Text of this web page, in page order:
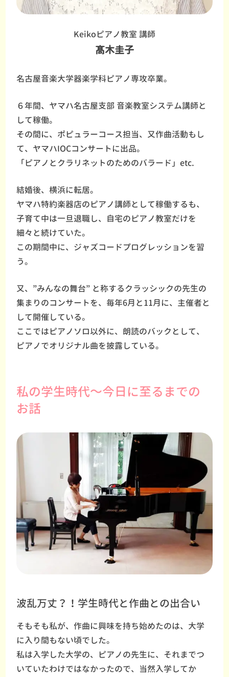
Keikoピアノ教室 講師
髙木圭子
名古屋音楽大学器楽学科ピアノ専攻卒業。
６年間、ヤマハ名古屋支部 音楽教室システム講師と
して稼働。
その間に、ポピュラーコース担当、又作曲活動もし
て、ヤマハIOCコンサートに出品。
「ピアノとクラリネットのためのバラード」etc.
結婚後、横浜に転居。
ヤマハ特約楽器店のピアノ講師として稼働するも、
子育て中は一旦退職し、自宅のピアノ教室だけを
細々と続けていた。
この期間中に、ジャズコードプログレッションを習
う。
又、”みんなの舞台” と称するクラッシックの先生の
集まりのコンサートを、毎年6月と11月に、主催者と
して開催している。
ここではピアノソロ以外に、朗読のバックとして、
ピアノでオリジナル曲を披露している。
私の学生時代～今日に至るまでの
お話
波乱万丈？！学生時代と作曲との出合い
そもそも私が、作曲に興味を持ち始めたのは、大学
に入り間もない頃でした。
私は入学した大学の、ピアノの先生に、それまでつ
いていたわけではなかったので、当然入学してか